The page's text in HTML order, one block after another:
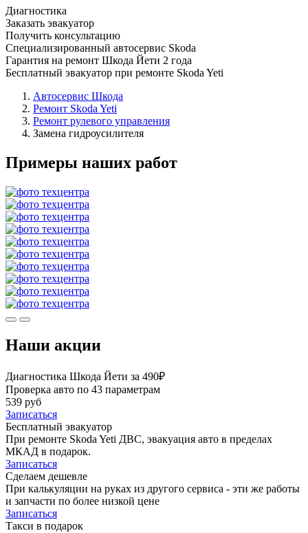
Диагностика
Заказать эвакуатор
Получить консультацию
Специализированный автосервис Skoda
Гарантия на ремонт Шкода Йети 2 года
Бесплатный эвакуатор при ремонте Skoda Yeti
Автосервис Шкода
Ремонт Skoda Yeti
Ремонт рулевого управления
Замена гидроусилителя
Примеры наших работ
Наши акции
Диагностика Шкода Йети за 490₽
Проверка авто по 43 параметрам
539 руб
Записаться
Бесплатный эвакуатор
При ремонте Skoda Yeti ДВС, эвакуация авто в пределах
МКАД в подарок.
Записаться
Сделаем дешевле
При калькуляции на руках из другого сервиса - эти же работы
и запчасти по более низкой цене
Записаться
Такси в подарок